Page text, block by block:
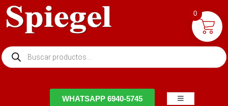
WHATSAPP 6940-5745
0